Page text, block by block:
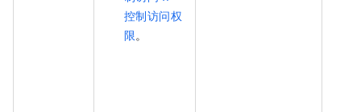
控制访问权
限。